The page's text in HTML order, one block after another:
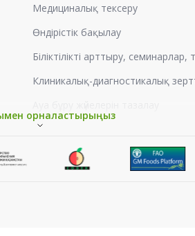
Медициналық тексеру
Өндірістік бақылау
Біліктілікті арттыру, семинарлар,
Клиникалық-диагностикалық
Жұмыс орындарын аттестаттау
Гигиеналық оқыту
орналастырыңыз